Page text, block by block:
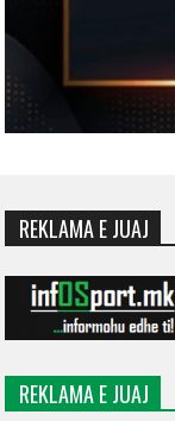
REKLAMA E JUAJ
REKLAMA E JUAJ